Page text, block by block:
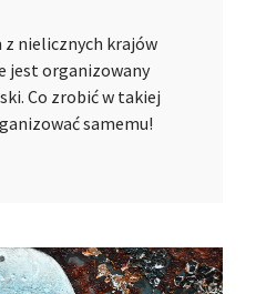
nielicznych krajów
jest organizowany
Co zrobić w takiej
samemu!